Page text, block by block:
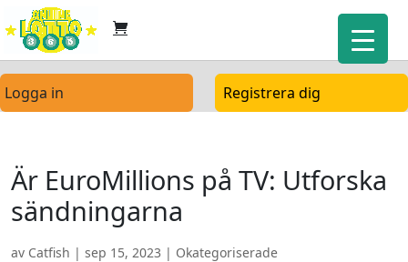
Logga in Registrera dig
Är EuroMillions på TV: Utforska
sändningarna
av Catfish | sep 15, 2023 | Okategoriserade